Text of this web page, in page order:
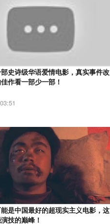
部史诗级华语爱情电影，真实事件改
作看一部少一部！
能是中国最好的超现实主义电影，这
技的巅峰！